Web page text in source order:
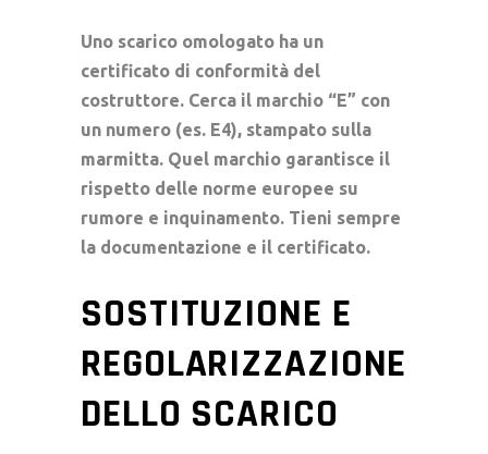
Uno scarico omologato ha un
certificato di conformità del
costruttore. Cerca il marchio “E” con
un numero (es. E4), stampato sulla
marmitta. Quel marchio garantisce il
rispetto delle norme europee su
rumore e inquinamento. Tieni sempre
la documentazione e il certificato.
SOSTITUZIONE E
REGOLARIZZAZIONE
DELLO SCARICO